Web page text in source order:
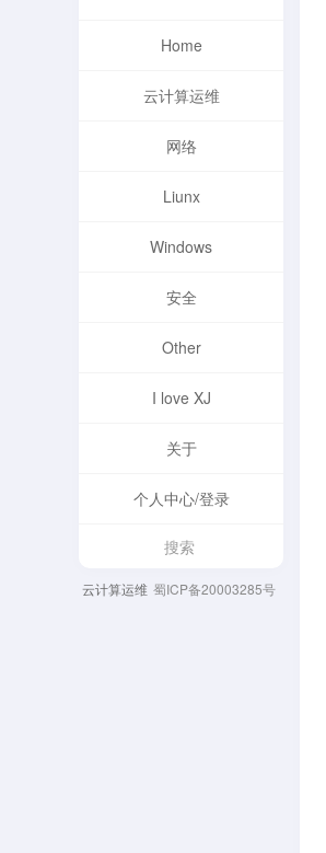
Home
云计算运维
网络
Liunx
Windows
安全
Other
I love XJ
关于
个人中心/登录
云计算运维 蜀ICP备20003285号